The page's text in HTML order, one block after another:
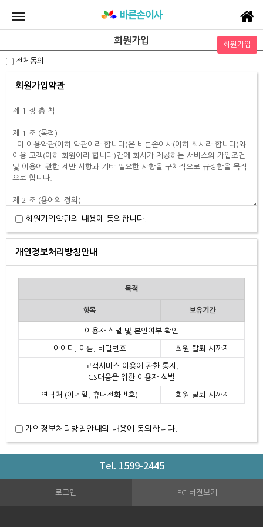
회원가입
전체동의
회원가입약관
회원가입약관의 내용에 동의합니다.
개인정보처리방침안내
목적
항목 보유기간
이용자 식별 및 본인여부 확인
아이디, 이름, 비밀번호 회원 탈퇴 시까지
고객서비스 이용에 관한 통지,
CS대응을 위한 이용자 식별
연락처 (이메일, 휴대전화번호) 회원 탈퇴 시까지
개인정보처리방침안내의 내용에 동의합니다.
Tel. 1599-2445
로그인 PC 버전보기